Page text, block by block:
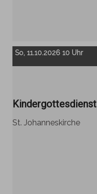
So, 11.10.2026 10 Uhr
Kindergottesdienst
St. Johanneskirche